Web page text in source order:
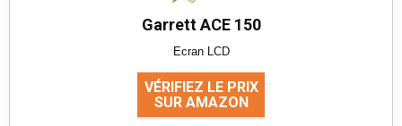
Garrett ACE 150
Ecran LCD
VÉRIFIEZ LE PRIX
SUR AMAZON